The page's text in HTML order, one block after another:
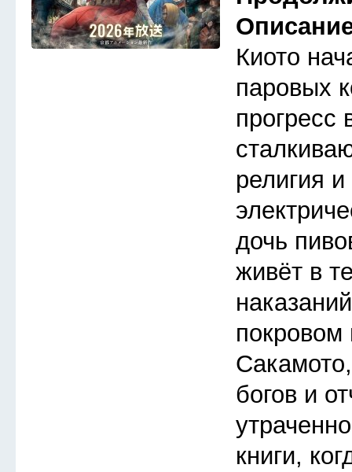
Киото
паровых
прогресс
религия
дочь
живёт в
покровом
богов и
книги,